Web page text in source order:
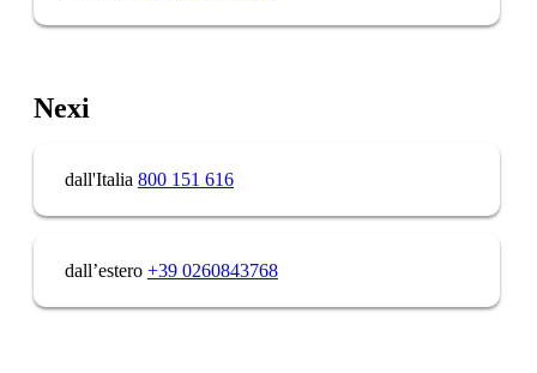
Nexi
dall'Italia 800 151 616
dall’estero +39 0260843768